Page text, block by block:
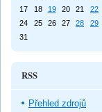
17
18 19 20 21 22
24
25 26 27 28 29
31
RSS
Přehled zdrojů